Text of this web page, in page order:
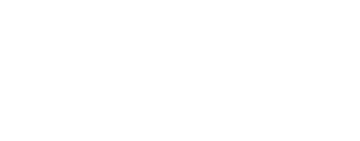
— для ремонта или переработки. Выкуп сотовых
бонус, который можно потратить на что-то новое.
in без хлопот
обновить гаджет, не теряя времени на самостоятельные
или съемки ярких моментов жизни. Но технологии движутся
Скупки предлагает программу Trade-in, которая позволяет
с моделями от Apple, Samsung, Xiaomi до Tecno и Infinix,